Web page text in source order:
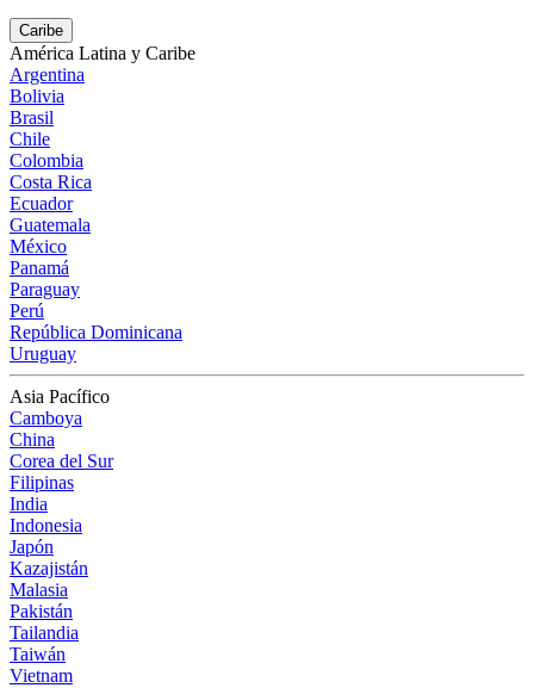
Caribe
América Latina y Caribe
Argentina
Bolivia
Brasil
Chile
Colombia
Costa Rica
Ecuador
Guatemala
México
Panamá
Paraguay
Perú
República Dominicana
Uruguay
Asia Pacífico
Camboya
China
Corea del Sur
Filipinas
India
Indonesia
Japón
Kazajistán
Malasia
Pakistán
Tailandia
Taiwán
Vietnam